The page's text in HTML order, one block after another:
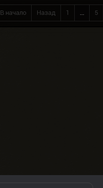
В начало Назад 1 ... 5